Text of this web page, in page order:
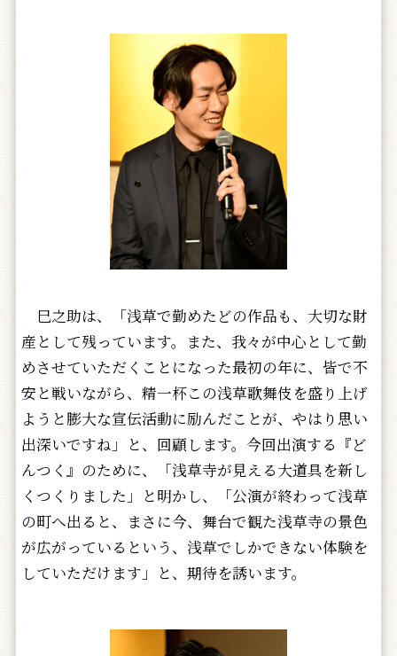
巳之助は、「浅草で勤めたどの作品も、大切な財
産として残っています。また、我々が中心として勤
めさせていただくことになった最初の年に、皆で不
安と戦いながら、精一杯この浅草歌舞伎を盛り上げ
ようと膨大な宣伝活動に励んだことが、やはり思い
出深いですね」と、回顧します。今回出演する『ど
んつく』のために、「浅草寺が見える大道具を新し
くつくりました」と明かし、「公演が終わって浅草
の町へ出ると、まさに今、舞台で観た浅草寺の景色
が広がっているという、浅草でしかできない体験を
していただけます」と、期待を誘います。